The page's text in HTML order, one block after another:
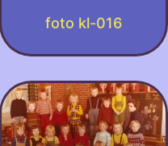
foto kl-016